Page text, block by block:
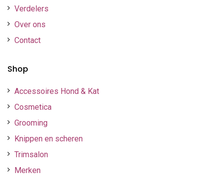
Verdelers
Over ons
Contact
Shop
Accessoires Hond & Kat
Cosmetica
Grooming
Knippen en scheren
Trimsalon
Merken